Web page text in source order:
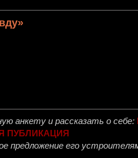
анкету и рассказать о себе:
ПУБЛИКАЦИЯ
предложение его